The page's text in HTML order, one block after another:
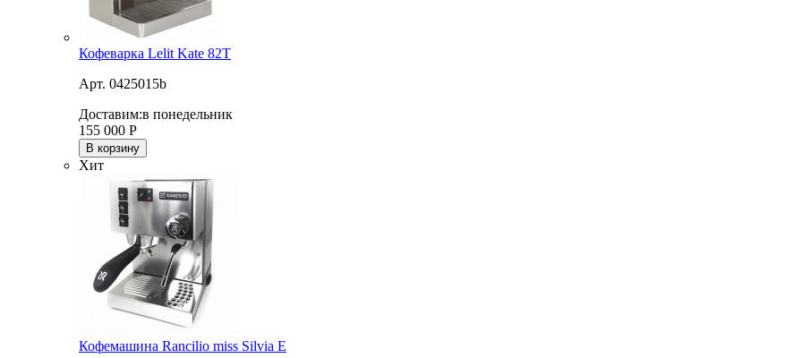
Кофеварка Lelit Kate 82T
Арт. 0425015b
Доставим:в понедельник
155 000 Р
В корзину
Хит
Кофемашина Rancilio miss Silvia E